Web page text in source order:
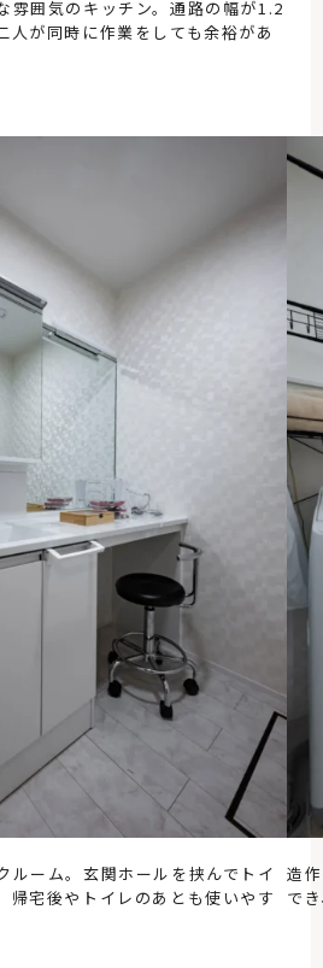
雰囲気のキッチン。通路の幅が1.2
人が同時に作業をしても余裕があ
ルーム。玄関ホールを挟んでトイ
帰宅後やトイレのあとも使いやす
造
で